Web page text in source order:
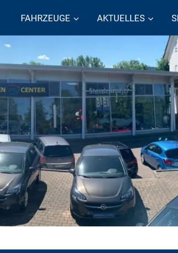
FAHRZEUGE AKTUELLES